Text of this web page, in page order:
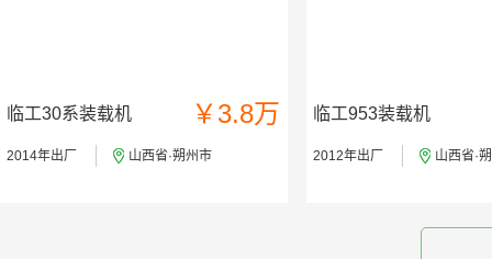
临工30系装载机 ￥3.8万
2014年出厂 山西省·朔州市
临工953装载机
2012年出厂 山西省·